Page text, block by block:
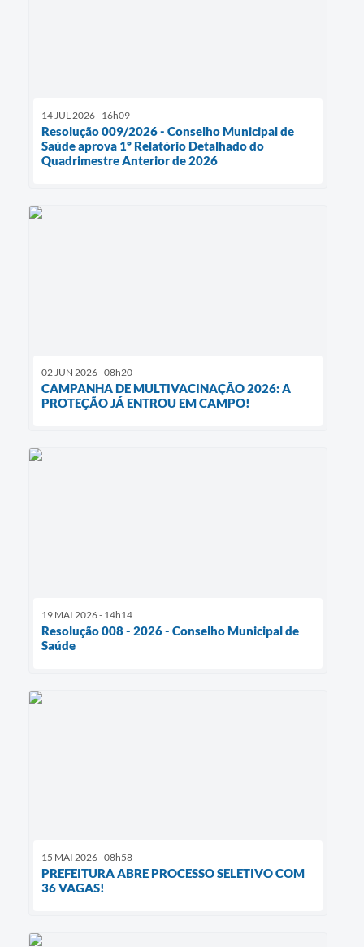
14 JUL 2026 - 16h09
Resolução 009/2026 - Conselho Municipal de
Saúde aprova 1º Relatório Detalhado do
Quadrimestre Anterior de 2026
02 JUN 2026 - 08h20
CAMPANHA DE MULTIVACINAÇÃO 2026: A
PROTEÇÃO JÁ ENTROU EM CAMPO!
19 MAI 2026 - 14h14
Resolução 008 - 2026 - Conselho Municipal de
Saúde
15 MAI 2026 - 08h58
PREFEITURA ABRE PROCESSO SELETIVO COM
36 VAGAS!